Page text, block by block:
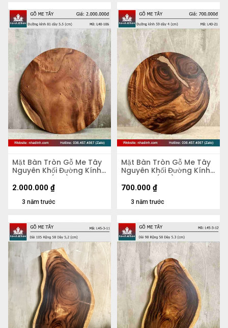
Mặt Bàn Tròn Gỗ Me Tây
Nguyên Khối Đường Kính
81 Dày 5,5 (cm)
3 năm trước
2.000.000 ₫
Mặt Bàn Tròn Gỗ Me Tây
Nguyên Khối Đường Kính
59 Dày 4 (cm)
3 năm trước
700.000 ₫